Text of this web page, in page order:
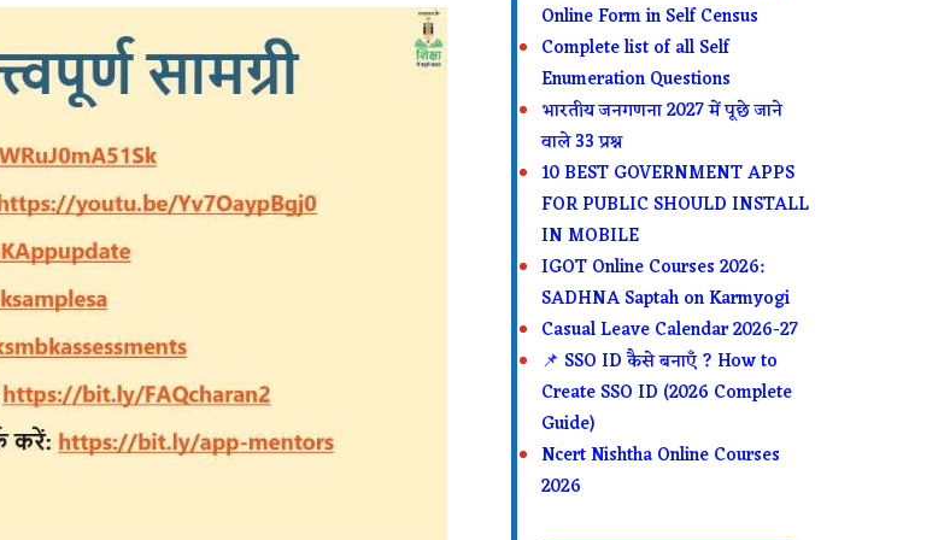
Online Form in Self Census
Complete list of all Self
Enumeration Questions
भारतीय जनगणना 2027 में पूछे जाने
वाले 33 प्रश्न
10 BEST GOVERNMENT APPS
FOR PUBLIC SHOULD INSTALL
IN MOBILE
IGOT Online Courses 2026:
SADHNA Saptah on Karmyogi
Casual Leave Calendar 2026-27
📌 SSO ID कैसे बनाएँ ? How to
Create SSO ID (2026 Complete
Guide)
Ncert Nishtha Online Courses
2026